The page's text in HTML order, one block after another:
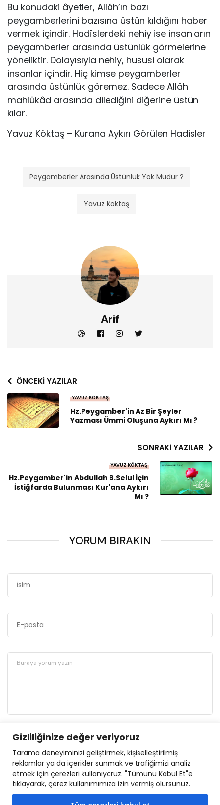
Gizliliğinize değer veriyoruz
Tarama deneyiminizi geliştirmek, kişiselleştirilmiş
reklamlar ya da içerikler sunmak ve trafiğimizi analiz
etmek için çerezleri kullanıyoruz. "Tümünü Kabul Et"e
tıklayarak, çerez kullanımımıza izin vermiş olursunuz.
Bu konudaki âyetler, Allâh’ın bazı
peygamberlerini bazısına üs­tün kıldığını haber
vermek içindir. Hadîslerdeki nehiy ise in­sanların
peygamberler arasında üstünlük görmelerine
yönelik­tir. Dolayısıyla nehiy, hususi olarak
insanlar içindir. Hiç kim­se peygamberler
arasında üstünlük göremez. Sadece Allâh
mahlûkâd arasında dilediğini diğerine üstün
kılar.
Yavuz Köktaş – Kurana Aykırı Görülen Hadisler
Peygamberler Arasında Üstünlük Yok Mudur ?
Yavuz Köktaş
Arif
ÖNCEKI YAZILAR
YAVUZ KÖKTAŞ
Hz.Peygamber'in Az Bir Şeyler
Yazması Ümmi Oluşuna Aykırı Mı ?
SONRAKI YAZILAR
YAVUZ KÖKTAŞ
Hz.Peygamber'in Abdullah B.Selul İçin
İstiğfarda Bulunması Kur'ana Aykırı
Mı ?
YORUM BIRAKIN